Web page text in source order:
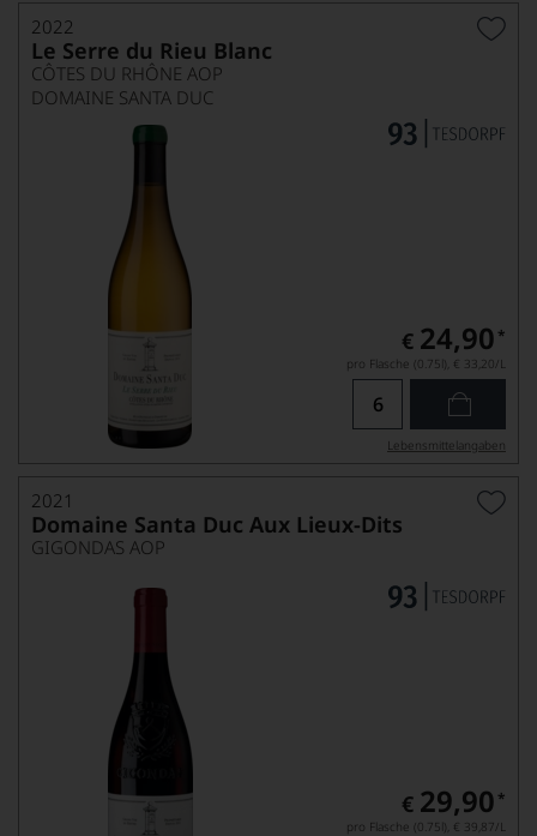
2022
Le Serre du Rieu Blanc
CÔTES DU RHÔNE AOP
DOMAINE SANTA DUC
€ 24,90 *
pro Flasche (0.75l), € 33,20/L
Lebensmittel­angaben
2021
Domaine Santa Duc Aux Lieux-Dits
GIGONDAS AOP
€ 29,90 *
pro Flasche (0.75l), € 39,87/L